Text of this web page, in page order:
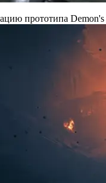
прототипа